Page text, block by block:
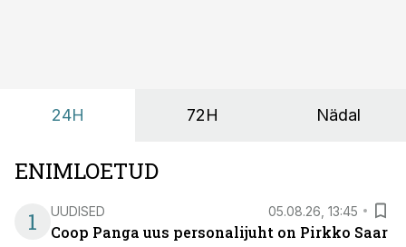
24H 72H Nädal
ENIMLOETUD
1
UUDISED 05.08.26, 13:45
Coop Panga uus personalijuht on Pirkko Saar